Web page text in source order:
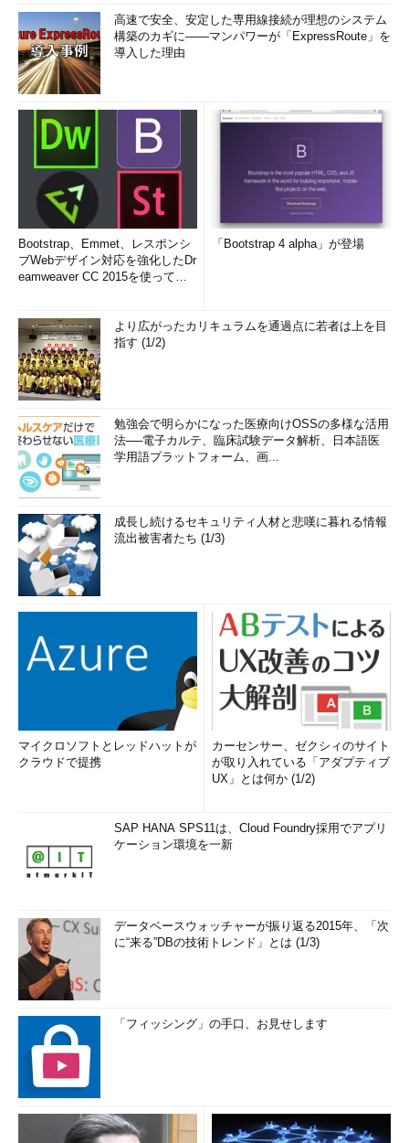
高速で安全、安定した専用線接続が理想のシステム
構築のカギに――マンパワーが「ExpressRoute」を
導入した理由
Bootstrap、Emmet、レスポンシ
ブWebデザイン対応を強化したDr
eamweaver CC 2015を使って
「Bootstrap 4 alpha」が登場
より広がったカリキュラムを通過点に若者は上を目
指す (1/2)
勉強会で明らかになった医療向けOSSの多様な活用
法──電子カルテ、臨床試験データ解析、日本語医
学用語プラットフォーム、画...
成長し続けるセキュリティ人材と悲嘆に暮れる情報
流出被害者たち (1/3)
マイクロソフトとレッドハットが
クラウドで提携
カーセンサー、ゼクシィのサイト
が取り入れている「アダプティブ
UX」とは何か (1/2)
SAP HANA SPS11は、Cloud Foundry採用でアプリ
ケーション環境を一新
データベースウォッチャーが振り返る2015年、「次
に“来る”DBの技術トレンド」とは (1/3)
「フィッシング」の手口、お見せします